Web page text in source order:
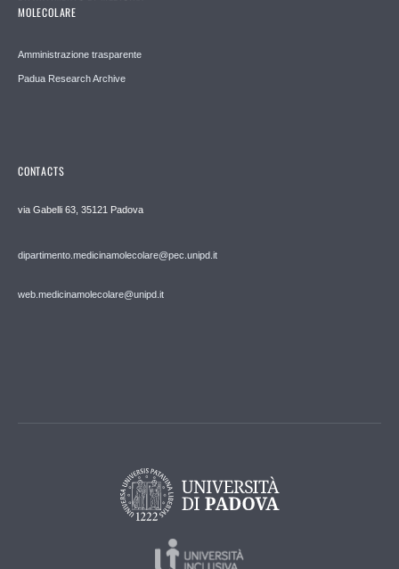
MOLECOLARE
Amministrazione trasparente
Padua Research Archive
CONTACTS
via Gabelli 63, 35121 Padova
dipartimento.medicinamolecolare@pec.unipd.it
web.medicinamolecolare@unipd.it